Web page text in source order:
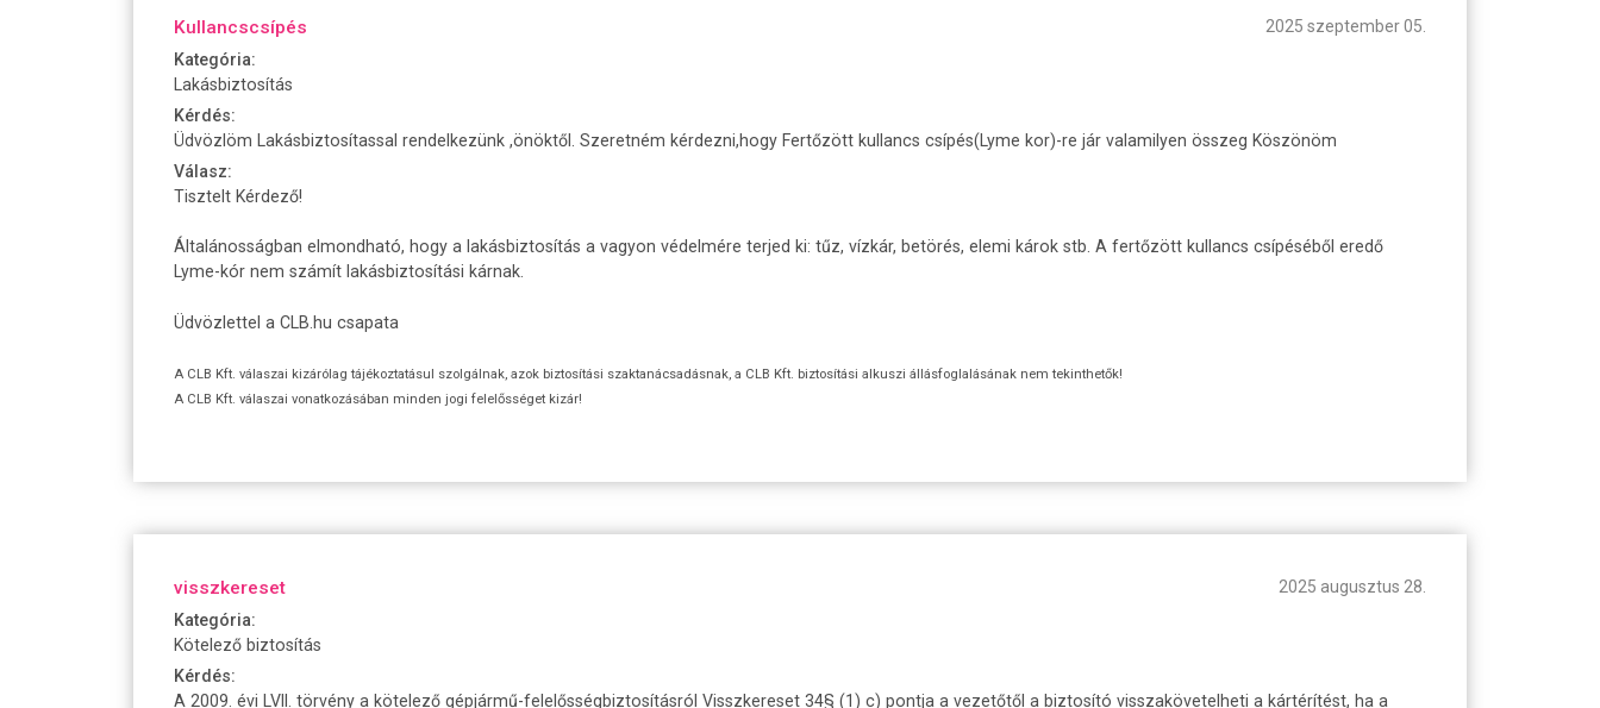
Kullancscsípés
2025 szeptember 05.
Kategória:
Lakásbiztosítás
Kérdés:
Üdvözlöm Lakásbiztosítassal rendelkezünk ,önöktől. Szeretném kérdezni,hogy Fertőzött kullancs csípés(Lyme kor)-re jár valamilyen összeg Köszönöm
Válasz:
Tisztelt Kérdező!
Általánosságban elmondható, hogy a lakásbiztosítás a vagyon védelmére terjed ki: tűz, vízkár, betörés, elemi károk stb. A fertőzött kullancs csípéséből eredő
Lyme-kór nem számít lakásbiztosítási kárnak.
Üdvözlettel a CLB.hu csapata
A CLB Kft. válaszai kizárólag tájékoztatásul szolgálnak, azok biztosítási szaktanácsadásnak, a CLB Kft. biztosítási alkuszi állásfoglalásának nem tekinthetők!
A CLB Kft. válaszai vonatkozásában minden jogi felelősséget kizár!
visszkereset
2025 augusztus 28.
Kategória:
Kötelező biztosítás
Kérdés:
A 2009. évi LVII. törvény a kötelező gépjármű-felelősségbiztosításról Visszkereset 34§ (1) c) pontja a vezetőtől a biztosító visszakövetelheti a kártérítést, ha a